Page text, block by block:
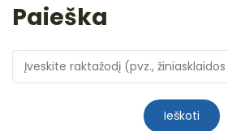
Paieška
Ieškoti